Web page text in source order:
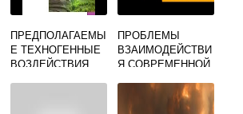
ПРЕДПОЛАГАЕМЫ
Е ТЕХНОГЕННЫЕ
ВОЗДЕЙСТВИЯ
ПРОБЛЕМЫ
ВЗАИМОДЕЙСТВИ
Я СОВРЕМЕННОЙ
ЭКОЛОГИИ